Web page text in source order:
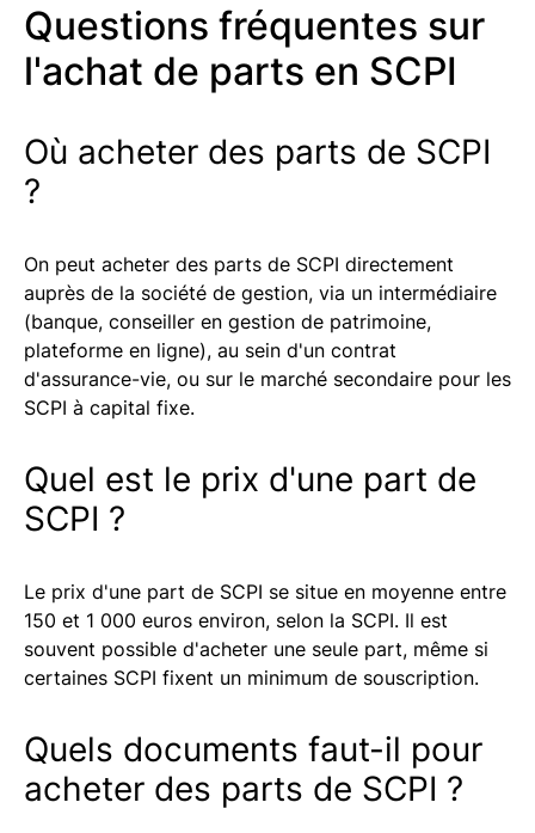
Questions fréquentes sur
l'achat de parts en SCPI
Où acheter des parts de SCPI
?
On peut acheter des parts de SCPI directement
auprès de la société de gestion, via un intermédiaire
(banque, conseiller en gestion de patrimoine,
plateforme en ligne), au sein d'un contrat
d'assurance-vie, ou sur le marché secondaire pour les
SCPI à capital fixe.
Quel est le prix d'une part de
SCPI ?
Le prix d'une part de SCPI se situe en moyenne entre
150 et 1 000 euros environ, selon la SCPI. Il est
souvent possible d'acheter une seule part, même si
certaines SCPI fixent un minimum de souscription.
Quels documents faut-il pour
acheter des parts de SCPI ?